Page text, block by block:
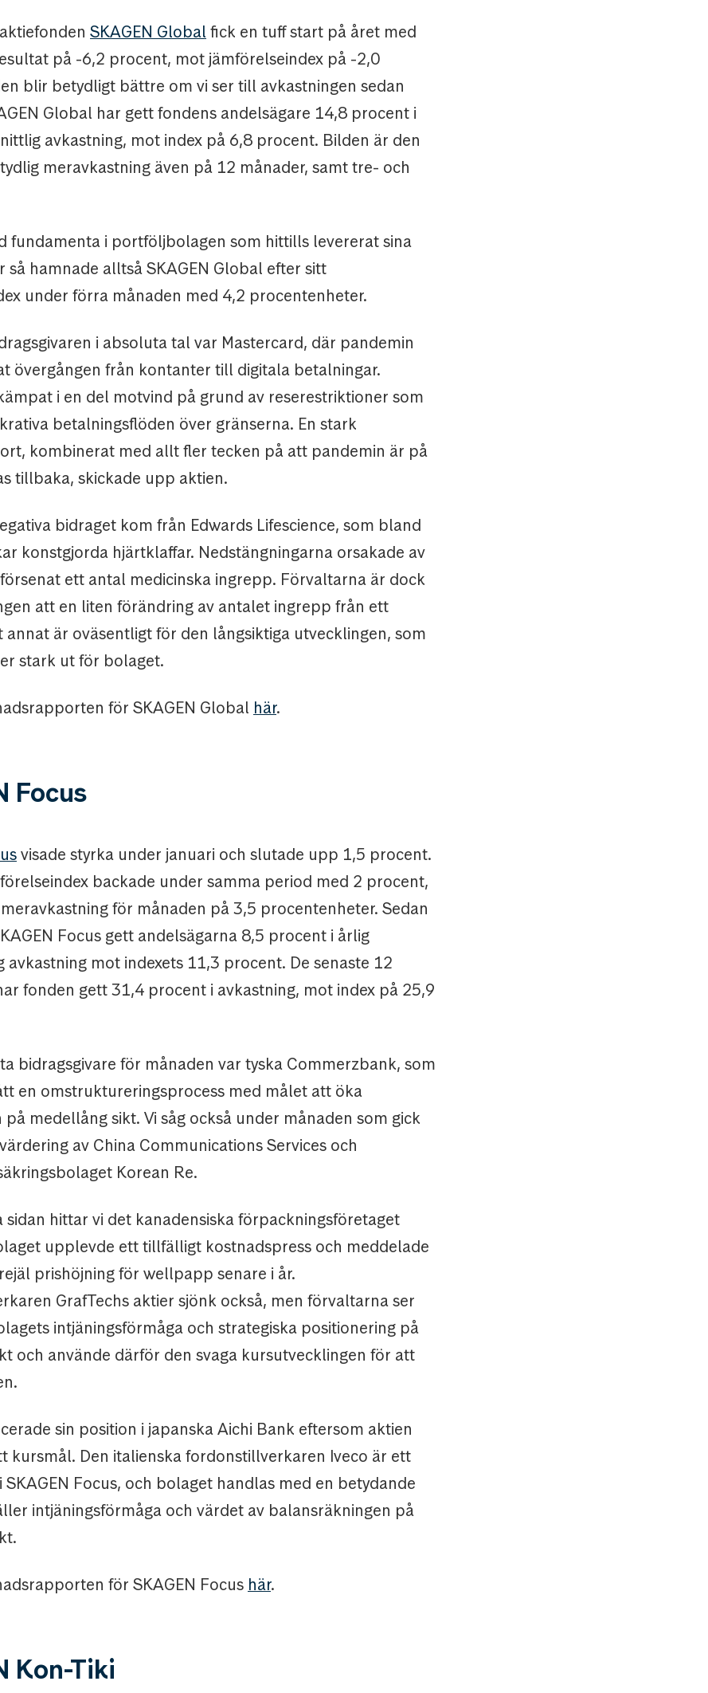
SKAGEN Global fick en tuff start på året med
på -6,2 procent, mot jämförelseindex på -2,0
blir betydligt bättre om vi ser till avkastningen sedan
Global har gett fondens andelsägare 14,8 procent i
avkastning, mot index på 6,8 procent. Bilden är den
meravkastning även på 12 månader, samt tre- och
fundamenta i portföljbolagen som hittills levererat sina
så hamnade alltså SKAGEN Global efter sitt
under förra månaden med 4,2 procentenheter.
i absoluta tal var Mastercard, där pandemin
övergången från kontanter till digitala betalningar.
i en del motvind på grund av reserestriktioner som
betalningsflöden över gränserna. En stark
kombinerat med allt fler tecken på att pandemin är på
tillbaka, skickade upp aktien.
bidraget kom från Edwards Lifescience, som bland
konstgjorda hjärtklaffar. Nedstängningarna orsakade av
ett antal medicinska ingrepp. Förvaltarna är dock
att en liten förändring av antalet ingrepp från ett
är oväsentligt för den långsiktiga utvecklingen, som
stark ut för bolaget.
för SKAGEN Global här.
Focus
visade styrka under januari och slutade upp 1,5 procent.
backade under samma period med 2 procent,
för månaden på 3,5 procentenheter. Sedan
Focus gett andelsägarna 8,5 procent i årlig
avkastning mot indexets 11,3 procent. De senaste 12
fonden gett 31,4 procent i avkastning, mot index på 25,9
bidragsgivare för månaden var tyska Commerzbank, som
en omstruktureringsprocess med målet att öka
medellång sikt. Vi såg också under månaden som gick
av China Communications Services och
Korean Re.
sidan hittar vi det kanadensiska förpackningsföretaget
upplevde ett tillfälligt kostnadspress och meddelade
prishöjning för wellpapp senare i år.
GrafTechs aktier sjönk också, men förvaltarna ser
intjäningsförmåga och strategiska positionering på
och använde därför den svaga kursutvecklingen för att
sin position i japanska Aichi Bank eftersom aktien
kursmål. Den italienska fordonstillverkaren Iveco är ett
SKAGEN Focus, och bolaget handlas med en betydande
intjäningsförmåga och värdet av balansräkningen på
för SKAGEN Focus här.
Kon-Tiki